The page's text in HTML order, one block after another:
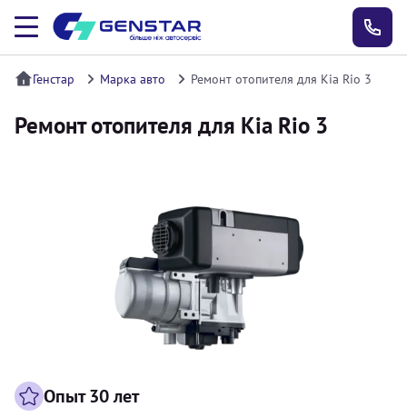
Генстар Марка авто Ремонт отопителя для Kia Rio 3
Ремонт отопителя для Kia Rio 3
Опыт 30 лет